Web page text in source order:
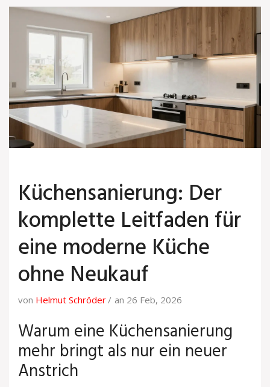
Küchensanierung: Der
komplette Leitfaden für
eine moderne Küche
ohne Neukauf
von Helmut Schröder an 26 Feb, 2026
Warum eine Küchensanierung
mehr bringt als nur ein neuer
Anstrich